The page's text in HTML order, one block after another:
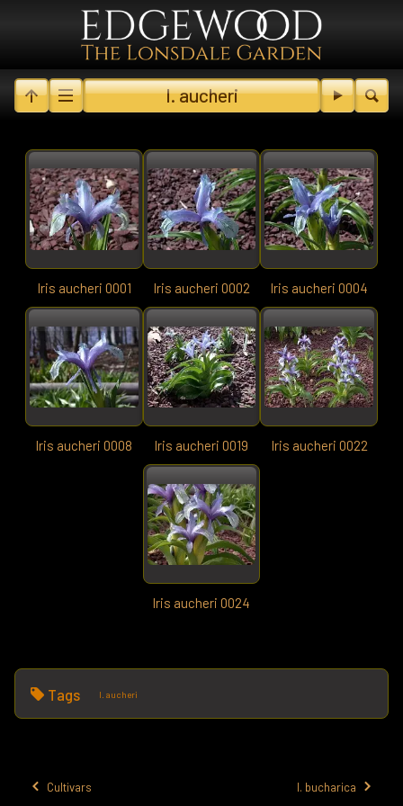
I. aucheri
Iris aucheri 0001 Iris aucheri 0002 Iris aucheri 0004
Iris aucheri 0008 Iris aucheri 0019 Iris aucheri 0022
Iris aucheri 0024
Tags I. aucheri
Cultivars I. bucharica